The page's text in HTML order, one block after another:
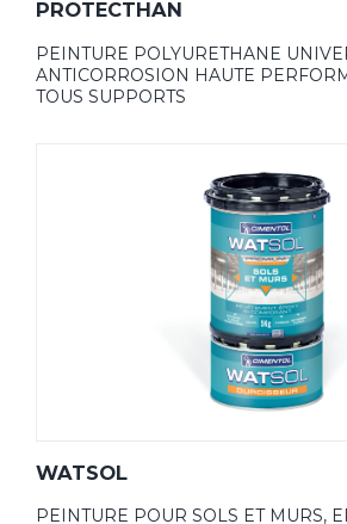
PROTECTHAN
PEINTURE POLYURETHANE
ANTICORROSION HAUTE
TOUS SUPPORTS
WATSOL
PEINTURE POUR SOLS ET MURS,